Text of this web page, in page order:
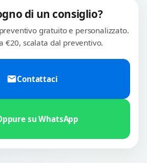
di un consiglio?
gratuito e personalizzato.
€20, scalata dal preventivo.
Contattaci
su WhatsApp